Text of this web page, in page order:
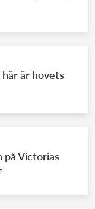
är hovets
på Victorias